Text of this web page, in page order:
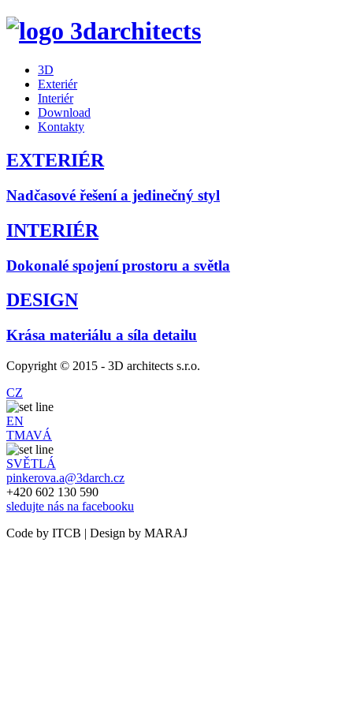
3D
Exteriér
Interiér
Download
Kontakty
EXTERIÉR
Nadčasové řešení a jedinečný styl
INTERIÉR
Dokonalé spojení prostoru a světla
DESIGN
Krása materiálu a síla detailu
Copyright © 2015 - 3D architects s.r.o.
CZ
EN
TMAVÁ
SVĚTLÁ
pinkerova.a@3darch.cz
+420 602 130 590
sledujte nás na facebooku
Code by ITCB | Design by MARAJ